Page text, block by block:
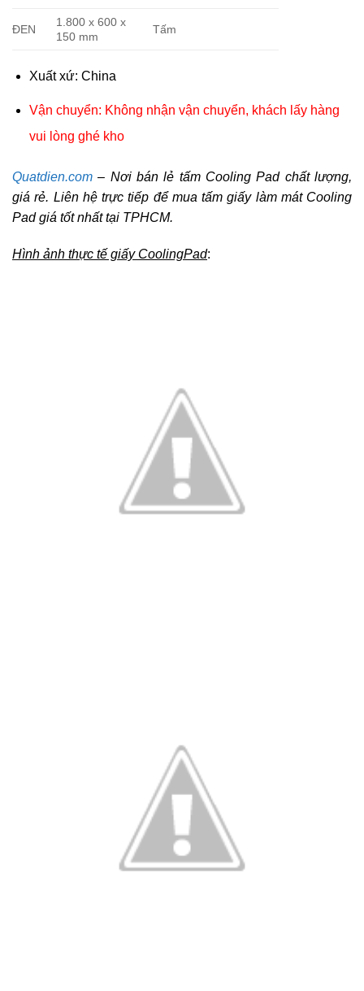
ĐEN
1.800 x 600 x
150 mm
Tấm
Xuất xứ: China
Vận chuyển: Không nhận vận chuyển, khách lấy hàng
vui lòng ghé kho
Quatdien.com – Nơi bán lẻ tấm Cooling Pad chất lượng,
giá rẻ. Liên hệ trực tiếp để mua tấm giấy làm mát Cooling
Pad giá tốt nhất tại TPHCM.
Hình ảnh thực tế giấy CoolingPad: